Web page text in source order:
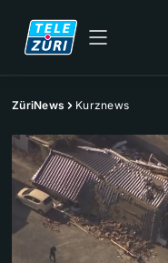
ZüriNews Kurznews